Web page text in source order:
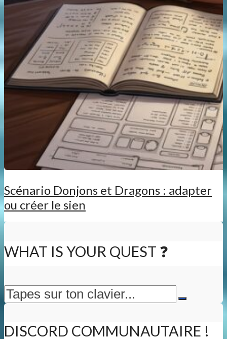
Scénario Donjons et Dragons : adapter
ou créer le sien
WHAT IS YOUR QUEST ❓
DISCORD COMMUNAUTAIRE !